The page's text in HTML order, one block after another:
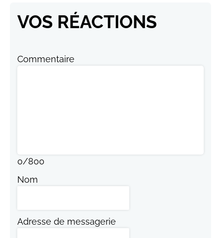
VOS RÉACTIONS
Commentaire
0/800
Nom
Adresse de messagerie